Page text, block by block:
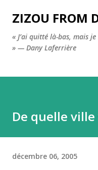
Accéder
ZIZOU FROM
« J’ai quitté là-bas, mais
» — Dany Laferrière
De quelle ville
décembre 06, 2005